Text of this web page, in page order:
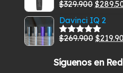
era:
Valorado
5
$329.900 El
precio
original
era:
$
Davinci IQ 2
Valorado
$269.900 El
$
Síguenos en